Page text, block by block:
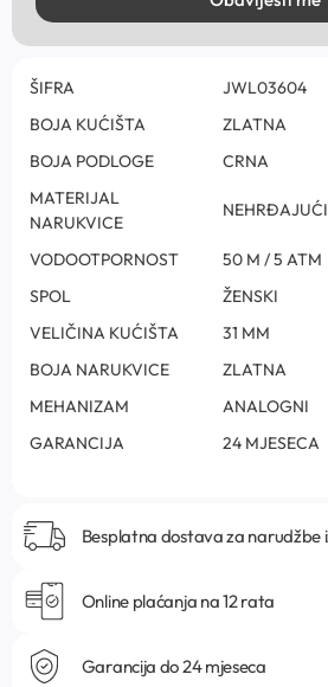
ŠIFRA
JWL03604
BOJA KUĆIŠTA
ZLATNA
BOJA PODLOGE
CRNA
MATERIJAL
NARUKVICE
VODOOTPORNOST
50 M / 5 ATM
SPOL
ŽENSKI
VELIČINA KUĆIŠTA
31 MM
BOJA NARUKVICE
ZLATNA
MEHANIZAM
ANALOGNI
GARANCIJA
24 MJESECA
Besplatna dostava za narudžbe
Online plaćanja na 12 rata
Garancija do 24 mjeseca